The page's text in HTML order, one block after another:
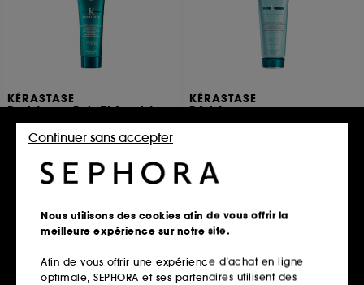
KÉRASTASE
Resistance Bain Thérapiste
Shampoing réparateur pour cheveux très abîmés
202
/100ml
Ajouter au panier
KÉRASTASE
Résistance
Ciment anti-usure Force Architecte 200ml
21,50€
Ajouter au panier
Nous utilisons des cookies afin de vous offrir la
meilleure expérience sur notre site.
Afin de vous offrir une expérience d’achat en ligne
optimale, SEPHORA et ses partenaires utilisent des
Continuer sans accepter